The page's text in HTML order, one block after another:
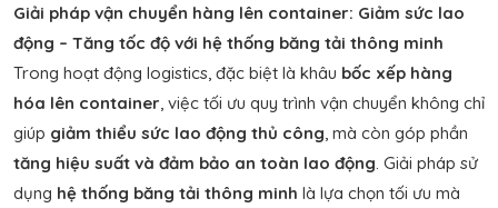
Giải pháp vận chuyển hàng lên container: Giảm sức lao
động – Tăng tốc độ với hệ thống băng tải thông minh
Trong hoạt động logistics, đặc biệt là khâu bốc xếp hàng
hóa lên container, việc tối ưu quy trình vận chuyển không chỉ
giúp giảm thiểu sức lao động thủ công, mà còn góp phần
tăng hiệu suất và đảm bảo an toàn lao động. Giải pháp sử
dụng hệ thống băng tải thông minh là lựa chọn tối ưu mà